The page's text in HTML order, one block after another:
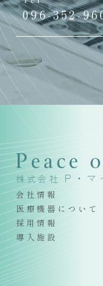
096-352-
株式会社 P・マ
会社情報
医療機器について
採用情報
導入施設